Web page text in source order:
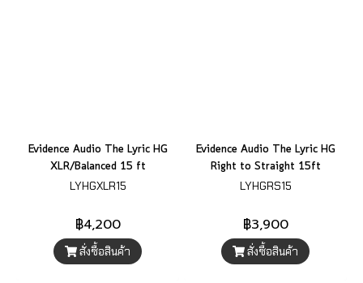
Evidence Audio The Lyric HG
XLR/Balanced 15 ft
LYHGXLR15
฿4,200
สั่งซื้อสินค้า
Evidence Audio The Lyric HG
Right to Straight 15ft
LYHGRS15
฿3,900
สั่งซื้อสินค้า